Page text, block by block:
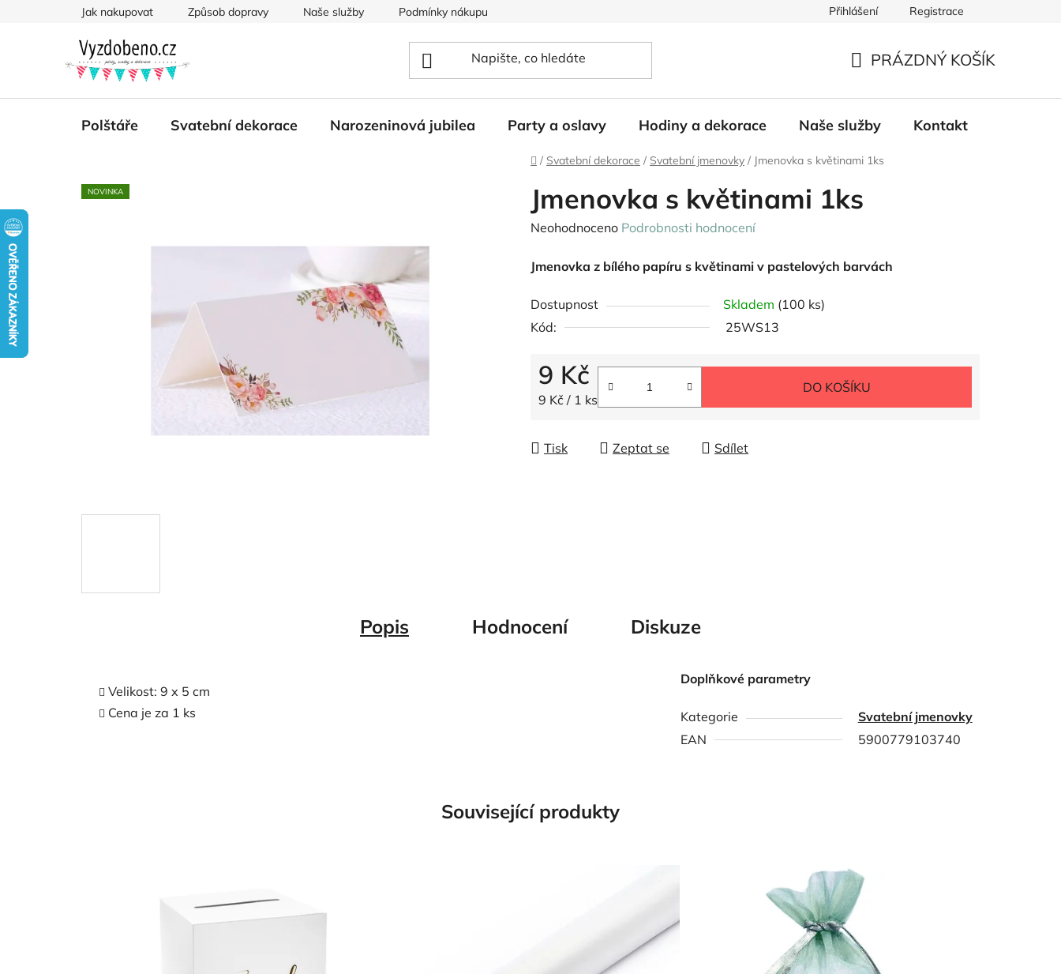
Jak nakupovat Způsob dopravy Naše služby Podmínky nákupu Přihlášení Registrace
KOŠÍK
PRÁZDNÝ KOŠÍK
Polštáře Svatební dekorace Narozeninová jubilea Party a oslavy Hodiny a dekorace Naše služby Kontakt
Domů
/ Svatební dekorace / Svatební jmenovky / Jmenovka s květinami 1ks
Jmenovka s květinami 1ks
Průměrné
produktu
0,0
z
hvězdiček.
Neohodnoceno Podrobnosti hodnocení
Jmenovka z bílého papíru s květinami v pastelových barvách
Dostupnost Skladem (100 ks)
Kód:
25WS13
9 Kč
Měrná cena:
9 Kč / 1 ks
DO KOŠÍKU
Tisk Zeptat se Sdílet
NOVINKA
Popis Hodnocení Diskuze
Velikost: 9 x 5 cm
Cena je za 1 ks
Doplňkové parametry
Kategorie
Svatební jmenovky
EAN
5900779103740
Související produkty